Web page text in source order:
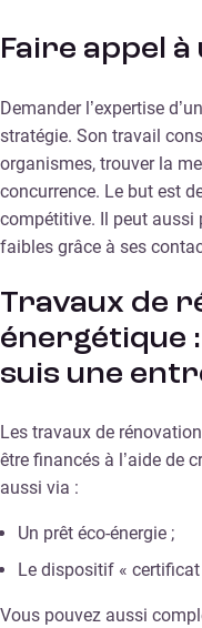
Faire appel
Demander l’expertise
stratégie. Son travail
organismes, trouver la
concurrence. Le but est
compétitive. Il peut aussi
faibles grâce à ses
Travaux de
énergétique
suis une
Les travaux de
être financés à l’aide de
aussi via :
Un prêt éco-énergie ;
Le dispositif « certificat
Vous pouvez aussi